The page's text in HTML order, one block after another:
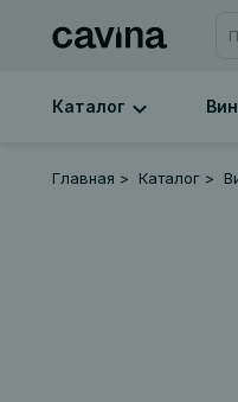
Каталог
Главная Каталог